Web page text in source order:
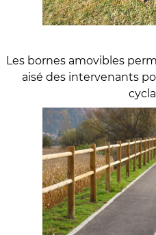
Les bornes amovibles
aisé des intervenants